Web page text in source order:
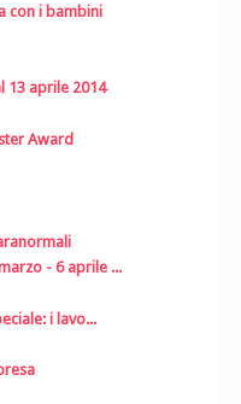
con i bambini
13 aprile 2014
Award
- 6 aprile ...
i lavo...